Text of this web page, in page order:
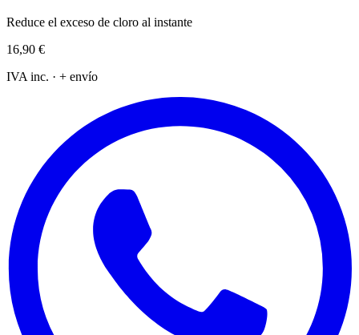
Reduce el exceso de cloro al instante
16,90 €
IVA inc. · + envío